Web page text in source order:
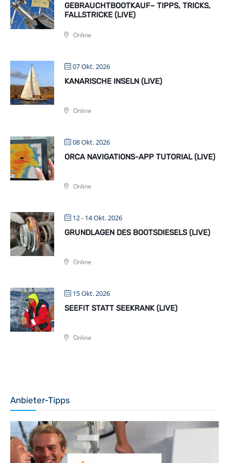
GEBRAUCHTBOOTKAUF– TIPPS, TRICKS,
FALLSTRICKE (LIVE)
Online
07 Okt. 2026
KANARISCHE INSELN (LIVE)
Online
08 Okt. 2026
ORCA NAVIGATIONS-APP TUTORIAL (LIVE)
Online
12 - 14 Okt. 2026
GRUNDLAGEN DES BOOTSDIESELS (LIVE)
Online
15 Okt. 2026
SEEFIT STATT SEEKRANK (LIVE)
Online
Anbieter-Tipps